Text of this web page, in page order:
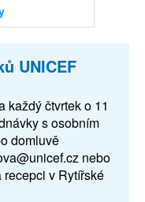
UNICEF
každý čtvrtek o 11
s osobním
domluvě
nebo
v Rytířské